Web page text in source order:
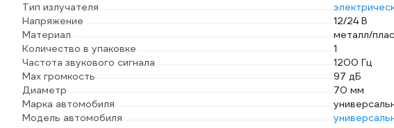
Тип излучателя
Напряжение
12/24 В
Материал
металл/
Количество в упаковке
1
Частота звукового сигнала
1200 Гц
Мах громкость
97 дБ
Диаметр
70 мм
Марка автомобиля
Модель автомобиля